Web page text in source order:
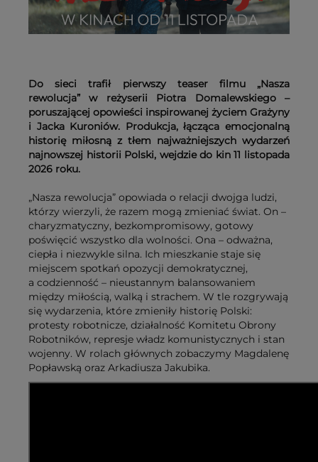
Do sieci trafił pierwszy teaser filmu „Nasza
rewolucja” w reżyserii Piotra Domalewskiego –
poruszającej opowieści inspirowanej życiem Grażyny
i Jacka Kuroniów. Produkcja, łącząca emocjonalną
historię miłosną z tłem najważniejszych wydarzeń
najnowszej historii Polski, wejdzie do kin 11 listopada
2026 roku.
„Nasza rewolucja” opowiada o relacji dwojga ludzi,
którzy wierzyli, że razem mogą zmieniać świat. On –
charyzmatyczny, bezkompromisowy, gotowy
poświęcić wszystko dla wolności. Ona – odważna,
ciepła i niezwykle silna. Ich mieszkanie staje się
miejscem spotkań opozycji demokratycznej,
a codzienność – nieustannym balansowaniem
między miłością, walką i strachem. W tle rozgrywają
się wydarzenia, które zmieniły historię Polski:
protesty robotnicze, działalność Komitetu Obrony
Robotników, represje władz komunistycznych i stan
wojenny. W rolach głównych zobaczymy Magdalenę
Popławską oraz Arkadiusza Jakubika.